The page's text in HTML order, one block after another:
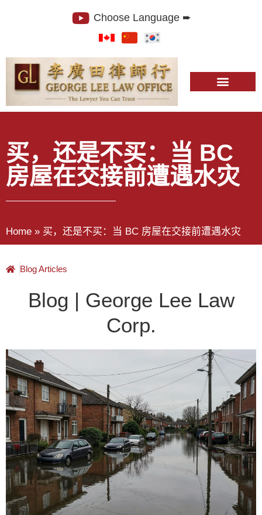
Choose Language ➨
买，还是不买：当 BC
房屋在交接前遭遇水灾
Home » 买，还是不买：当 BC 房屋在交接前遭遇水灾
Blog Articles
Blog | George Lee Law
Corp.